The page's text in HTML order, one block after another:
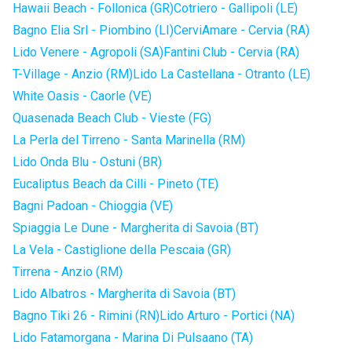
Hawaii Beach - Follonica (GR)Cotriero - Gallipoli (LE)
Bagno Elia Srl - Piombino (LI)CerviAmare - Cervia (RA)
Lido Venere - Agropoli (SA)Fantini Club - Cervia (RA)
T-Village - Anzio (RM)Lido La Castellana - Otranto (LE)
White Oasis - Caorle (VE)
Quasenada Beach Club - Vieste (FG)
La Perla del Tirreno - Santa Marinella (RM)
Lido Onda Blu - Ostuni (BR)
Eucaliptus Beach da Cilli - Pineto (TE)
Bagni Padoan - Chioggia (VE)
Spiaggia Le Dune - Margherita di Savoia (BT)
La Vela - Castiglione della Pescaia (GR)
Tirrena - Anzio (RM)
Lido Albatros - Margherita di Savoia (BT)
Bagno Tiki 26 - Rimini (RN)Lido Arturo - Portici (NA)
Lido Fatamorgana - Marina Di Pulsaano (TA)